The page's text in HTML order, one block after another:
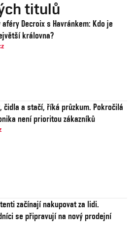
titulů
aféry Decroix s Havránkem: Kdo je
královna?
čidla a stačí, říká průzkum. Pokročilá
není prioritou zákazníků
začínají nakupovat za lidi.
se připravují na nový prodejní